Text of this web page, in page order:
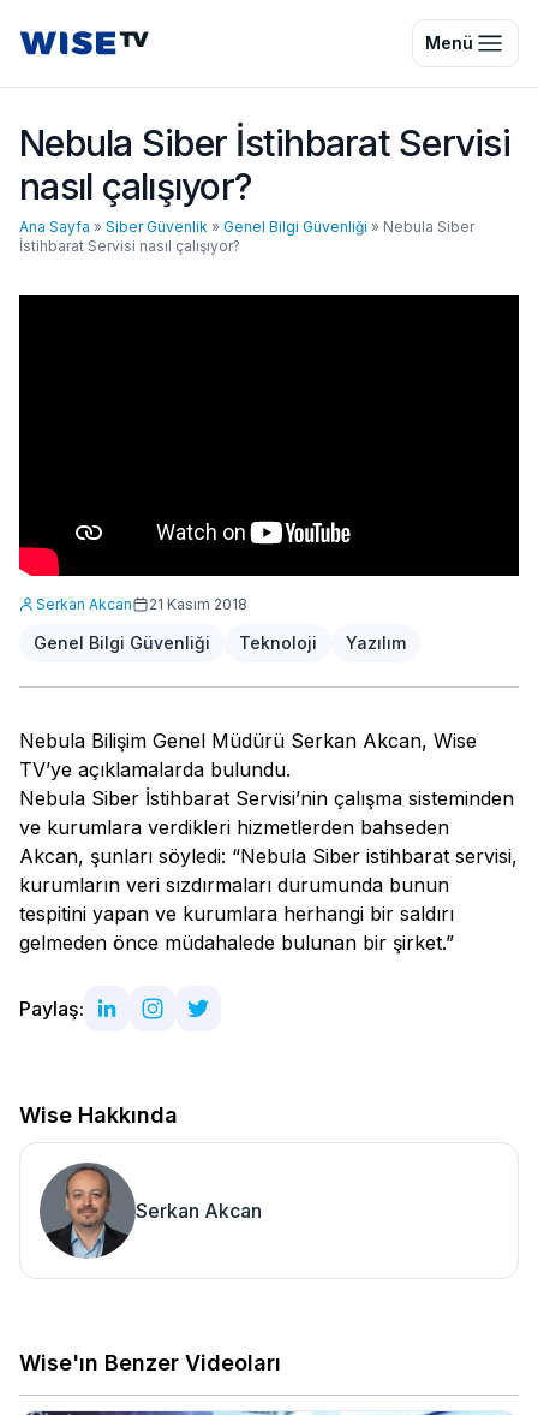
Wise TV Menü
Nebula Siber İstihbarat Servisi
nasıl çalışıyor?
Ana Sayfa » Siber Güvenlik » Genel Bilgi Güvenliği » Nebula Siber
İstihbarat Servisi nasıl çalışıyor?
Serkan Akcan 21 Kasım 2018
Genel Bilgi Güvenliği Teknoloji Yazılım
Nebula Bilişim Genel Müdürü Serkan Akcan, Wise
TV’ye açıklamalarda bulundu.
Nebula Siber İstihbarat Servisi’nin çalışma sisteminden
ve kurumlara verdikleri hizmetlerden bahseden
Akcan, şunları söyledi: “Nebula Siber istihbarat servisi,
kurumların veri sızdırmaları durumunda bunun
tespitini yapan ve kurumlara herhangi bir saldırı
gelmeden önce müdahalede bulunan bir şirket.”
Paylaş:
Wise Hakkında
Serkan Akcan
Wise'ın Benzer Videoları